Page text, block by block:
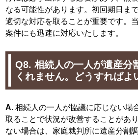
なる可能性があります。初回期日ま
適切な対応を取ることが重要です。
案件にも迅速に対応いたします。
Q8. 相続人の一人が遺産分
くれません。どうすればよ
A. 相続人の一人が協議に応じない場
取ることで状況が改善することがあ
ない場合は、家庭裁判所に遺産分割